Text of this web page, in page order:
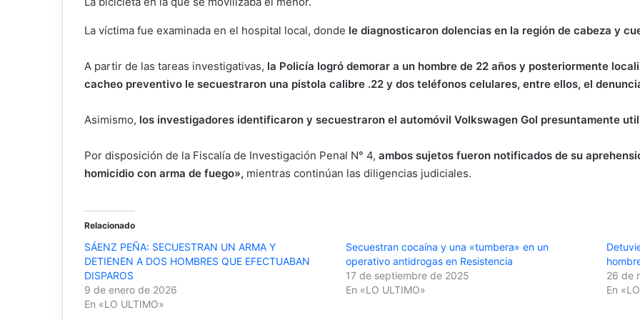
La víctima fue examinada en el hospital local, donde le diagnosticaron dolencias en la región de cabeza y
A partir de las tareas investigativas, la Policía logró demorar a un hombre de 22 años y posteriormente
cacheo preventivo le secuestraron una pistola calibre .22 y dos teléfonos celulares, entre ellos, el
Asimismo, los investigadores identificaron y secuestraron el automóvil Volkswagen Gol presuntamente
Por disposición de la Fiscalía de Investigación Penal N° 4, ambos sujetos fueron notificados de su
homicidio con arma de fuego», mientras continúan las diligencias judiciales.
Relacionado
SÁENZ PEÑA: SECUESTRAN UN ARMA Y
DETIENEN A DOS HOMBRES QUE EFECTUABAN
DISPAROS
9 de enero de 2026
En «LO ULTIMO»
Secuestran cocaína y una «tumbera» en un
operativo antidrogas en Resistencia
17 de septiembre de 2025
En «LO ULTIMO»
26 de
En